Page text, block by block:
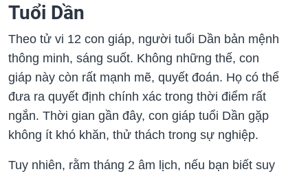
Tuổi Dần
Theo tử vi 12 con giáp, người tuổi Dần bản mệnh
thông minh, sáng suốt. Không những thế, con
giáp này còn rất mạnh mẽ, quyết đoán. Họ có thể
đưa ra quyết định chính xác trong thời điểm rất
ngắn. Thời gian gần đây, con giáp tuổi Dần gặp
không ít khó khăn, thử thách trong sự nghiệp.
Tuy nhiên, rằm tháng 2 âm lịch, nếu bạn biết suy